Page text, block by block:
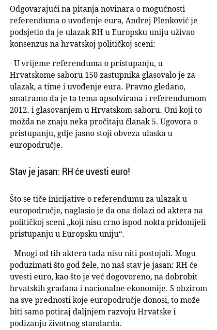
Odgovarajući na pitanja novinara o mogućnosti
referenduma o uvođenje eura, Andrej Plenković je
podsjetio da je ulazak RH u Europsku uniju uživao
konsenzus na hrvatskoj političkoj sceni:
- U vrijeme referenduma o pristupanju, u
Hrvatskome saboru 150 zastupnika glasovalo je za
ulazak, a time i uvođenje eura. Pravno gledano,
smatramo da je ta tema apsolvirana i referendumom
2012. i glasovanjem u Hrvatskom saboru. Oni koji to
možda ne znaju neka pročitaju članak 5. Ugovora o
pristupanju, gdje jasno stoji obveza ulaska u
europodručje.
Stav je jasan: RH će uvesti euro!
Što se tiče inicijative o referendumu za ulazak u
europodručje, naglasio je da ona dolazi od aktera na
političkoj sceni „koji nisu crno ispod nokta pridonijeli
pristupanju u Europsku uniju“.
- Mnogi od tih aktera tada nisu niti postojali. Mogu
poduzimati što god žele, no naš stav je jasan: RH će
uvesti euro, kao što je već dogovoreno, na dobrobit
hrvatskih građana i nacionalne ekonomije. S obzirom
na sve prednosti koje europodručje donosi, to može
biti samo poticaj daljnjem razvoju Hrvatske i
podizanju životnog standarda.